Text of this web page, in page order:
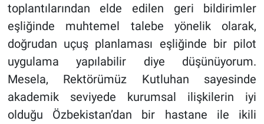
toplantılarından elde edilen geri bildirimler
eşliğinde muhtemel talebe yönelik olarak,
doğrudan uçuş planlaması eşliğinde bir pilot
uygulama yapılabilir diye düşünüyorum.
Mesela, Rektörümüz Kutluhan sayesinde
akademik seviyede kurumsal ilişkilerin iyi
olduğu Özbekistan’dan bir hastane ile ikili